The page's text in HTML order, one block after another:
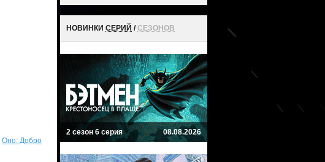
Оно: Добро
НОВИНКИ СЕРИЙ /СЕЗОНОВ
2 сезон 6 серия 08.08.2026